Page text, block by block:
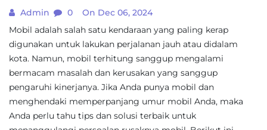
Admin 0
On Dec 06, 2024
Mobil adalah salah satu kendaraan yang paling kerap
digunakan untuk lakukan perjalanan jauh atau didalam
kota. Namun, mobil terhitung sanggup mengalami
bermacam masalah dan kerusakan yang sanggup
pengaruhi kinerjanya. Jika Anda punya mobil dan
menghendaki memperpanjang umur mobil Anda, maka
Anda perlu tahu tips dan solusi terbaik untuk